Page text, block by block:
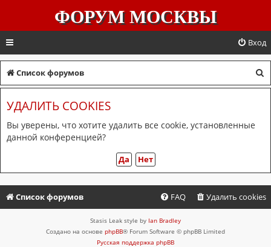
ФОРУМ МОСКВЫ
Вход
Список форумов
о
УДАЛИТЬ COOKIES
Вы уверены, что хотите удалить все cookie, установленные
данной конференцией?
Список форумов Удалить cookies
FAQ
Stasis Leak style by Ian Bradley
Создано на основе phpBB® Forum Software © phpBB Limited
Русская поддержка phpBB